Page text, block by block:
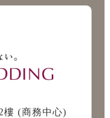
樓 (商務中心)